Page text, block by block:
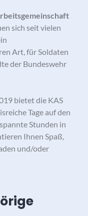
sich seit vielen
Art, für Soldaten
der Bundeswehr
bietet die KAS
Tage auf den
Stunden in
Ihnen Spaß,
und/oder